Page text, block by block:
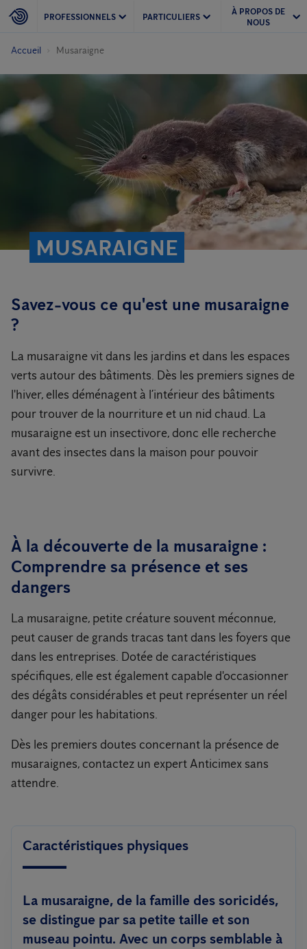
PROFESSIONNELS PARTICULIERS
À PROPOS DE
NOUS
Accueil Musaraigne
MUSARAIGNE
Savez-vous ce qu'est une musaraigne
?
La musaraigne vit dans les jardins et dans les espaces
verts autour des bâtiments. Dès les premiers signes de
l'hiver, elles déménagent à l’intérieur des bâtiments
pour trouver de la nourriture et un nid chaud. La
musaraigne est un insectivore, donc elle recherche
avant des insectes dans la maison pour pouvoir
survivre.
À la découverte de la musaraigne :
Comprendre sa présence et ses
dangers
La musaraigne, petite créature souvent méconnue,
peut causer de grands tracas tant dans les foyers que
dans les entreprises. Dotée de caractéristiques
spécifiques, elle est également capable d'occasionner
des dégâts considérables et peut représenter un réel
danger pour les habitations.
Dès les premiers doutes concernant la présence de
musaraignes, contactez un expert Anticimex sans
attendre.
Caractéristiques physiques
La musaraigne, de la famille des soricidés,
se distingue par sa petite taille et son
museau pointu. Avec un corps semblable à